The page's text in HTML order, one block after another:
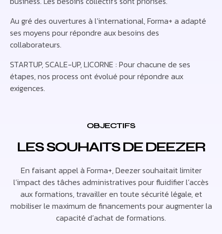
Au gré des ouvertures à l’international, Forma+ a adapté
ses moyens pour répondre aux besoins des
collaborateurs.
STARTUP, SCALE-UP, LICORNE : Pour chacune de ses
étapes, nos process ont évolué pour répondre aux
exigences.
OBJECTIFS
LES SOUHAITS DE DEEZER
En faisant appel à Forma+, Deezer souhaitait limiter
l’impact des tâches administratives pour fluidifier l’accès
aux formations, travailler en toute sécurité légale, et
mobiliser le maximum de financements pour augmenter la
capacité d’achat de formations.